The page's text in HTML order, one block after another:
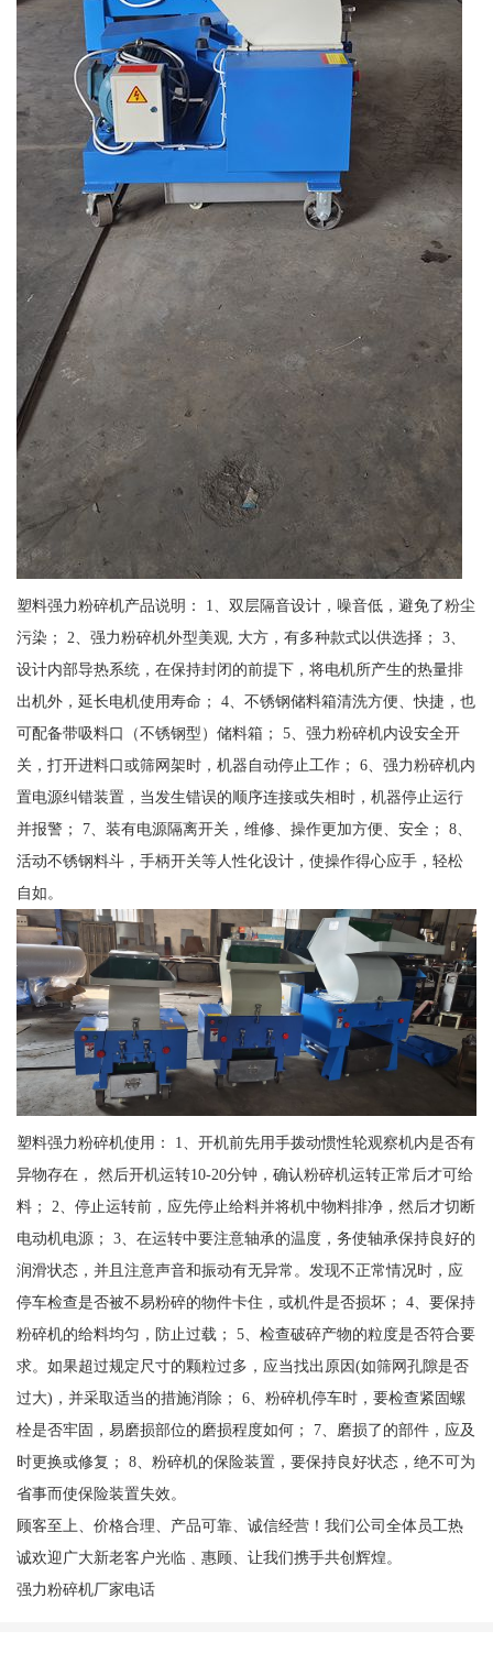
塑料强力粉碎机产品说明： 1、双层隔音设计，噪音低，避免了粉尘
污染； 2、强力粉碎机外型美观, 大方，有多种款式以供选择； 3、
设计内部导热系统，在保持封闭的前提下，将电机所产生的热量排
出机外，延长电机使用寿命； 4、不锈钢储料箱清洗方便、快捷，也
可配备带吸料口（不锈钢型）储料箱； 5、强力粉碎机内设安全开
关，打开进料口或筛网架时，机器自动停止工作； 6、强力粉碎机内
置电源纠错装置，当发生错误的顺序连接或失相时，机器停止运行
并报警； 7、装有电源隔离开关，维修、操作更加方便、安全； 8、
活动不锈钢料斗，手柄开关等人性化设计，使操作得心应手，轻松
自如。
塑料强力粉碎机使用： 1、开机前先用手拨动惯性轮观察机内是否有
异物存在， 然后开机运转10-20分钟，确认粉碎机运转正常后才可给
料； 2、停止运转前，应先停止给料并将机中物料排净，然后才切断
电动机电源； 3、在运转中要注意轴承的温度，务使轴承保持良好的
润滑状态，并且注意声音和振动有无异常。发现不正常情况时，应
停车检查是否被不易粉碎的物件卡住，或机件是否损坏； 4、要保持
粉碎机的给料均匀，防止过载； 5、检查破碎产物的粒度是否符合要
求。如果超过规定尺寸的颗粒过多，应当找出原因(如筛网孔隙是否
过大)，并采取适当的措施消除； 6、粉碎机停车时，要检查紧固螺
栓是否牢固，易磨损部位的磨损程度如何； 7、磨损了的部件，应及
时更换或修复； 8、粉碎机的保险装置，要保持良好状态，绝不可为
省事而使保险装置失效。
顾客至上、价格合理、产品可靠、诚信经营！我们公司全体员工热
诚欢迎广大新老客户光临﹑惠顾、让我们携手共创辉煌。
强力粉碎机厂家电话